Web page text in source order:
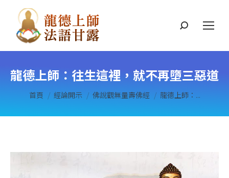
搜
龍德上師：往生這裡，就不再墮三惡道
您在這裡：
首頁 經論開示 佛說觀無量壽佛經 龍德上師：...